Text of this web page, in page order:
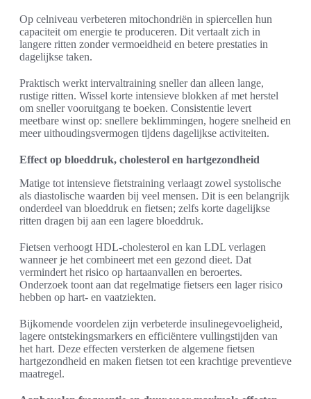
Op celniveau verbeteren mitochondriën in spiercellen hun
capaciteit om energie te produceren. Dit vertaalt zich in
langere ritten zonder vermoeidheid en betere prestaties in
dagelijkse taken.
Praktisch werkt intervaltraining sneller dan alleen lange,
rustige ritten. Wissel korte intensieve blokken af met herstel
om sneller vooruitgang te boeken. Consistentie levert
meetbare winst op: snellere beklimmingen, hogere snelheid en
meer uithoudingsvermogen tijdens dagelijkse activiteiten.
Effect op bloeddruk, cholesterol en hartgezondheid
Matige tot intensieve fietstraining verlaagt zowel systolische
als diastolische waarden bij veel mensen. Dit is een belangrijk
onderdeel van bloeddruk en fietsen; zelfs korte dagelijkse
ritten dragen bij aan een lagere bloeddruk.
Fietsen verhoogt HDL-cholesterol en kan LDL verlagen
wanneer je het combineert met een gezond dieet. Dat
vermindert het risico op hartaanvallen en beroertes.
Onderzoek toont aan dat regelmatige fietsers een lager risico
hebben op hart- en vaatziekten.
Bijkomende voordelen zijn verbeterde insulinegevoeligheid,
lagere ontstekingsmarkers en efficiëntere vullingstijden van
het hart. Deze effecten versterken de algemene fietsen
hartgezondheid en maken fietsen tot een krachtige preventieve
maatregel.